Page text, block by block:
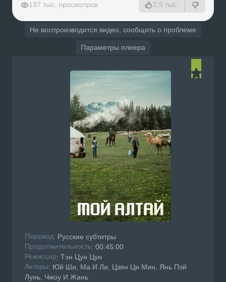
137 тыс. просмотров 2.5 тыс.
Не воспроизводится видео, сообщить о проблеме
Параметры плеера
Перевод: Русские субтитры
Продолжительность: 00:45:00
Режисcер: Тэн Цун Цун
Актёры: Юй Ши, Ма И Ли, Цзян Ци Мин, Янь Пэй
Лунь, Чжоу И Жань